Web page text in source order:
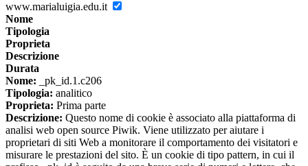
www.marialuigia.edu.it
Nome
Tipologia
Proprieta
Descrizione
Durata
Nome: _pk_id.1.c206
Tipologia: analitico
Proprieta: Prima parte
Descrizione: Questo nome di cookie è associato alla piattaforma di
analisi web open source Piwik. Viene utilizzato per aiutare i
proprietari di siti Web a monitorare il comportamento dei visitatori e
misurare le prestazioni del sito. È un cookie di tipo pattern, in cui il